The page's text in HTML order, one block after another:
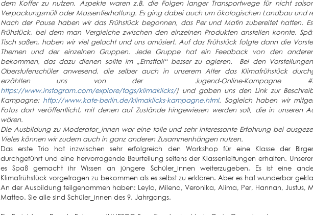
dem Koffer zu nutzen. Aspekte waren z.B. die Folgen langer Transportwege für nicht
Verpackungsmüll oder Massentierhaltung. Es ging dabei auch um ökologischen Landbau und
Nach der Pause haben wir das Frühstück begonnen, das Per und Matin zubereitet hatten.
Frühstück, bei dem man Vergleiche zwischen den einzelnen Produkten anstellen konnte.
Tisch saßen, haben wir viel gelacht und uns amüsiert. Auf das Frühstück folgte dann die
Themen und der einzelnen Gruppen. Jede Gruppe hat ein Feedback von den anderen
bekommen, das dazu dienen sollte im „Ernstfall“ besser zu agieren. Bei den
Oberstufenschüler anwesend, die selber auch in unserem Alter das Klimafrühstück
erzählten uns von der Jugend-Online-Kampagne
https://www.instagram.com/explore/tags/klimaklicks/) und gaben uns den Link zur
Kampagne: http://www.kate-berlin.de/klimaklicks-kampagne.html. Sogleich haben wir
Fotos dort veröffentlicht, mit denen auf Zustände hingewiesen werden soll, die in unseren
wären.
Die Ausbildung zu Moderator_innen war eine tolle und sehr interessante Erfahrung bei
Vieles können wir zudem auch in ganz anderen Zusammenhängen nutzen.
Das erste Trio hat inzwischen sehr erfolgreich den Workshop für eine Klasse der Birger-
durchgeführt und eine hervorragende Beurteilung seitens der Klassenleitungen erhalten.
es Spaß gemacht ihr Wissen an jüngere Schüler_innen weiterzugeben. Es ist eine
Klimafrühstück vorgetragen zu bekommen als es selbst zu erklären. Aber es hat wunderbar
An der Ausbildung teilgenommen haben: Leyla, Milena, Veronika, Alima, Per, Hannan, Justus,
Matteo. Sie alle sind Schüler_innen des 9. Jahrgangs.